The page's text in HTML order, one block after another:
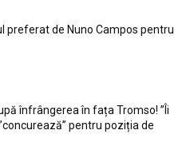
preferat de Nuno Campos pentru
înfrângerea în fața Tromso! ”Îi
pentru poziția de